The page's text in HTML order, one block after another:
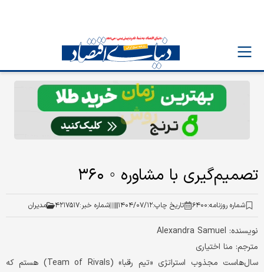
تصمیم‌گیری با مشاوره ◦ ۳۶۰
شماره روزنامه:۶۴۰۰ تاریخ چاپ:۱۴۰۴/۰۷/۱۲ شماره خبر:۴۲۱۷۵۱۷ مدیران
نویسنده: Alexandra Samuel
مترجم: منا اختیاری
سال‌هاست مجذوب استراتژی «تیم رقبا» (Team of Rivals) هستم که